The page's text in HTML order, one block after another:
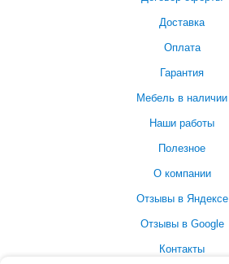
Доставка
Оплата
Гарантия
Мебель в наличии
Наши работы
Полезное
О компании
Отзывы в Яндексе
Отзывы в Google
Контакты